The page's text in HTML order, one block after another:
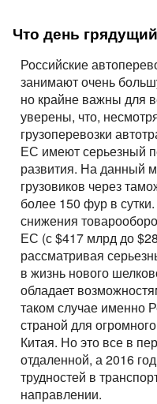
Что день
Российские
занимают очень
но крайне важны для
уверены, что,
грузоперевозки
ЕС имеют серьезный
развития. На данный
грузовиков через
более 150 фур в
снижения
ЕС (с $417 млрд до
рассматривая
в жизнь нового
обладает
таком случае именно
страной для
Китая. Но это все в
отдаленной, а 2016
трудностей в
направлении.